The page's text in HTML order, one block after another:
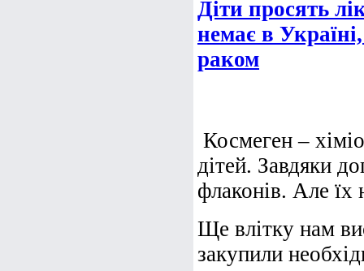
Діти просять
немає в
раком
Космеген –
дітей. Завдяки
флаконів. Але їх
Ще влітку нам
закупили